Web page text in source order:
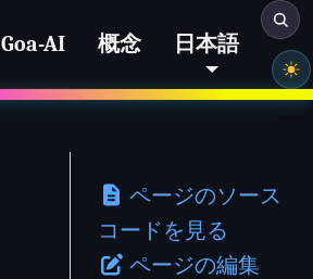
Goa-AI 概念 日本語
ページのソース
コードを見る
ページの編集